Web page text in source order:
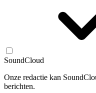
SoundCloud
Onze redactie kan
berichten.